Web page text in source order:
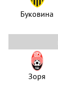
Буковина
Зоря